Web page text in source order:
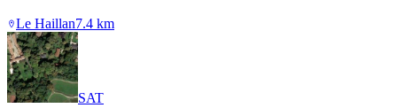
Le Haillan7.4 km
SAT